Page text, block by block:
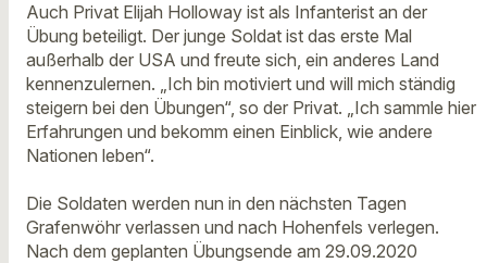
Auch Privat Elijah Holloway ist als Infanterist an der
Übung beteiligt. Der junge Soldat ist das erste Mal
außerhalb der USA und freute sich, ein anderes Land
kennenzulernen. „Ich bin motiviert und will mich ständig
steigern bei den Übungen“, so der Privat. „Ich sammle hier
Erfahrungen und bekomm einen Einblick, wie andere
Nationen leben“.
Die Soldaten werden nun in den nächsten Tagen
Grafenwöhr verlassen und nach Hohenfels verlegen.
Nach dem geplanten Übungsende am 29.09.2020